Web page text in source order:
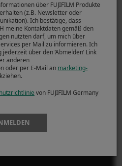
über FUJIFILM Produkte
(z.B. Newsletter oder
Ich bestätige, dass
meine Kontaktdaten gemäß den
nutzten darf, um mich über
per Mail zu informieren. Ich
über den ‘Abmelden’ Link
anderen
oder per E-Mail an marketing-
von FUJIFILM Germany